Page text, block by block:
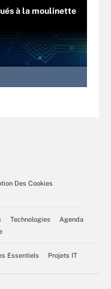
à la moulinette
Des Cookies
Technologies
Agenda
Essentiels Projets IT